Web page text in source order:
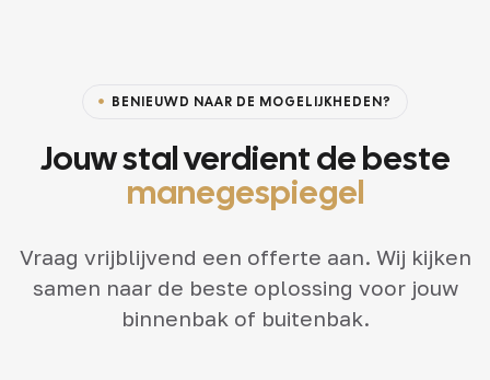
BENIEUWD NAAR DE MOGELIJKHEDEN?
Jouw stal verdient de beste
manegespiegel
Vraag vrijblijvend een offerte aan. Wij kijken
samen naar de beste oplossing voor jouw
binnenbak of buitenbak.